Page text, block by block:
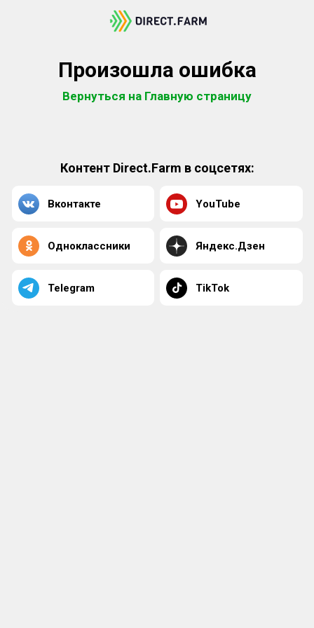
Произошла ошибка
Вернуться на Главную страницу
Контент Direct.Farm в соцсетях:
Вконтакте YouTube
Одноклассники Яндекс.Дзен
Telegram TikTok